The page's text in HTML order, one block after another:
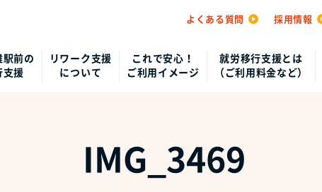
よくある質問 採用情報
前の
支援
リワーク支援
について
これで安心！
ご利用イメージ
就労移行支援とは
（ご利用料金など）
IMG_3469